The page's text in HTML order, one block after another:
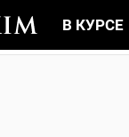
В КУРСЕ